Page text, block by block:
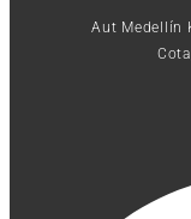
Aut Medellín